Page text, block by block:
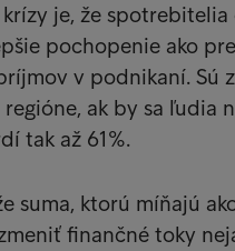
je, že
pochopenie ako
v podnikaní. Sú
ak by sa ľudia
tak až 61%.
suma, ktorú míňajú
finančné toky